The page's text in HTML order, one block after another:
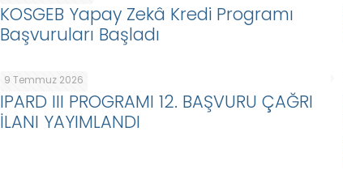
KOSGEB Yapay Zekâ Kredi Programı
Başvuruları Başladı
9 Temmuz 2026
IPARD III PROGRAMI 12. BAŞVURU ÇAĞRI
İLANI YAYIMLANDI